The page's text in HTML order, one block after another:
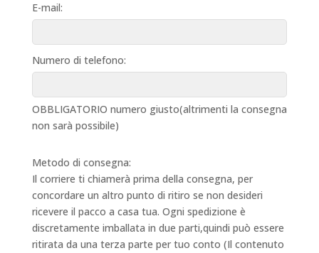
E-mail:
Numero di telefono:
OBBLIGATORIO numero giusto(altrimenti la consegna
non sarà possibile)
Metodo di consegna:
Il corriere ti chiamerà prima della consegna, per
concordare un altro punto di ritiro se non desideri
ricevere il pacco a casa tua. Ogni spedizione è
discretamente imballata in due parti,quindi può essere
ritirata da una terza parte per tuo conto (Il contenuto